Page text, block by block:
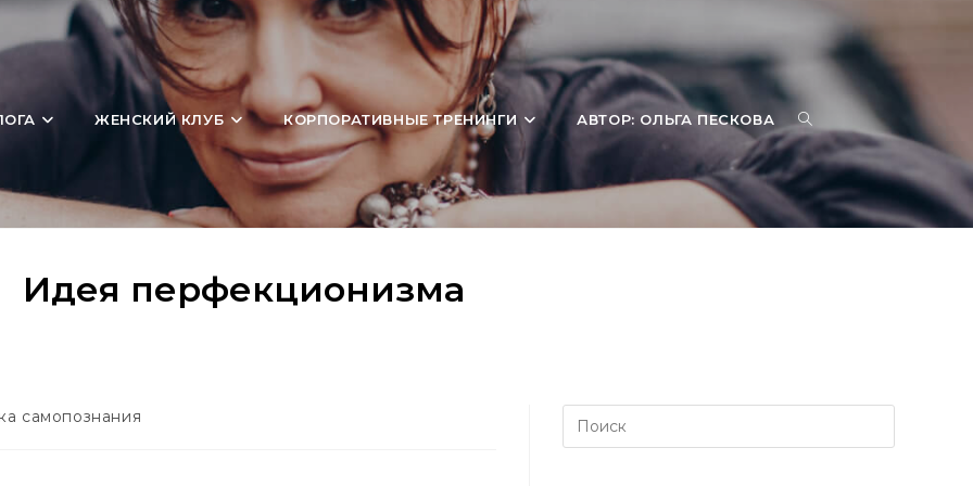
ЖЕНСКИЙ КЛУБ КОРПОРАТИВНЫЕ ТРЕНИНГИ АВТОР: ОЛЬГА ПЕСКОВА ПЕРЕКЛЮЧИТЬ
Идея перфекционизма
самопознания